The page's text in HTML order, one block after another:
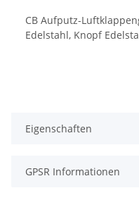
CB Aufputz-
Edelstahl, Knopf
Eigenschaften
GPSR Informationen